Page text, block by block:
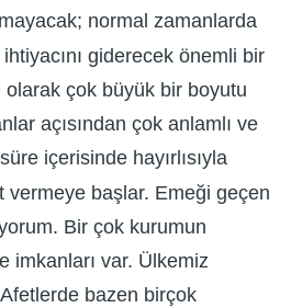
normal zamanlarda
ihtiyacını giderecek önemli bir
çok büyük bir boyutu
açısından çok anlamlı ve
içerisinde hayırlısıyla
vermeye başlar. Emeği geçen
Bir çok kurumun
imkanları var. Ülkemiz
bazen birçok